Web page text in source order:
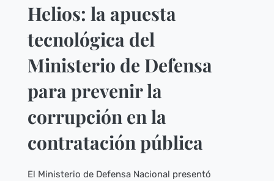
Helios: la apuesta
tecnológica del
Ministerio de Defensa
para prevenir la
corrupción en la
contratación pública
El Ministerio de Defensa Nacional presentó